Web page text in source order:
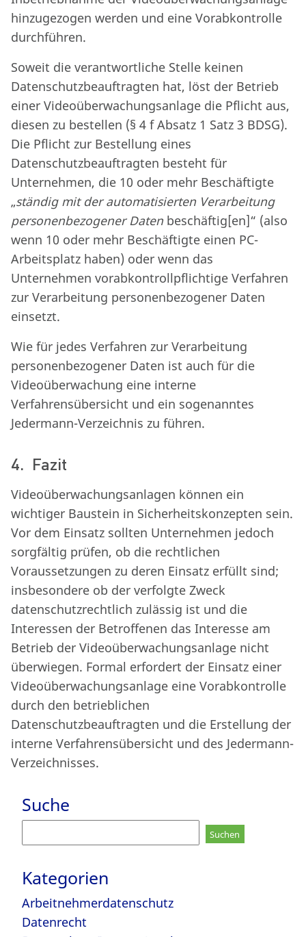
hinzugezogen werden und eine Vorabkontrolle
durchführen.
Soweit die verantwortliche Stelle keinen
Datenschutzbeauftragten hat, löst der Betrieb
einer Videoüberwachungsanlage die Pflicht aus,
diesen zu bestellen (§ 4 f Absatz 1 Satz 3 BDSG).
Die Pflicht zur Bestellung eines
Datenschutzbeauftragten besteht für
Unternehmen, die 10 oder mehr Beschäftigte
„ständig mit der automatisierten Verarbeitung
personenbezogener Daten beschäftig[en]“ (also
wenn 10 oder mehr Beschäftigte einen PC-
Arbeitsplatz haben) oder wenn das
Unternehmen vorabkontrollpflichtige Verfahren
zur Verarbeitung personenbezogener Daten
einsetzt.
Wie für jedes Verfahren zur Verarbeitung
personenbezogener Daten ist auch für die
Videoüberwachung eine interne
Verfahrensübersicht und ein sogenanntes
Jedermann-Verzeichnis zu führen.
4. Fazit
Videoüberwachungsanlagen können ein
wichtiger Baustein in Sicherheitskonzepten sein.
Vor dem Einsatz sollten Unternehmen jedoch
sorgfältig prüfen, ob die rechtlichen
Voraussetzungen zu deren Einsatz erfüllt sind;
insbesondere ob der verfolgte Zweck
datenschutzrechtlich zulässig ist und die
Interessen der Betroffenen das Interesse am
Betrieb der Videoüberwachungsanlage nicht
überwiegen. Formal erfordert der Einsatz einer
Videoüberwachungsanlage eine Vorabkontrolle
durch den betrieblichen
Datenschutzbeauftragten und die Erstellung der
interne Verfahrensübersicht und des Jedermann-
Verzeichnisses.
Suche
nach:
Kategorien
Arbeitnehmerdatenschutz
Datenrecht